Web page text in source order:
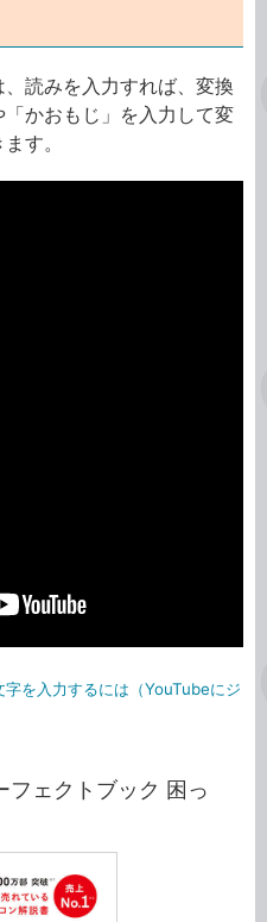
読みを入力すれば、変換
かおもじ」を入力して変
す。
を入力するには（YouTubeにジ
フェクトブック 困っ